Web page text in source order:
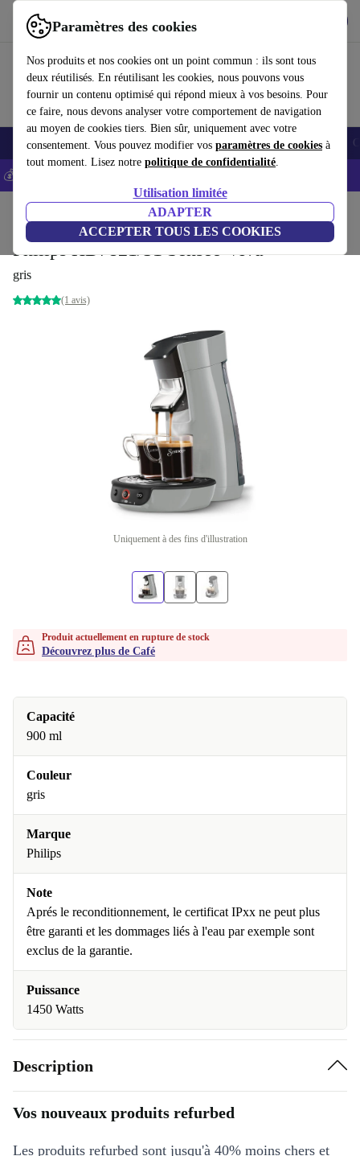
Paramètres des cookies
Nos produits et nos cookies ont un point commun : ils sont tous
deux réutilisés. En réutilisant les cookies, nous pouvons vous
fournir un contenu optimisé qui répond mieux à vos besoins. Pour
ce faire, nous devons analyser votre comportement de navigation
au moyen de cookies tiers. Bien sûr, uniquement avec votre
consentement. Vous pouvez modifier vos paramètres de cookies à
tout moment. Lisez notre politique de confidentialité.
Utilisation limitée
ADAPTER
ACCEPTER TOUS LES COOKIES
Utilisez refurbed rapidement et facilement
Smartphones Laptops Tablettes Montres connectées Accessoires
💰-5% EXTRA sur les iPhones – Code: IPHONEDEAL -
Boissons Café
Philips HD7821/51 Senseo Viva
gris
(1 avis)
Uniquement à des fins d'illustration
Produit actuellement en rupture de stock
Découvrez plus de Café
Capacité
900 ml
Couleur
gris
Marque
Philips
Note
Aprés le reconditionnement, le certificat IPxx ne peut plus
être garanti et les dommages liés à l'eau par exemple sont
exclus de la garantie.
Puissance
1450 Watts
Description
Vos nouveaux produits refurbed
Les produits refurbed sont jusqu'à 40% moins chers et